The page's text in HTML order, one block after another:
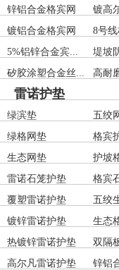
锌铝合金格宾网
镀高
镀铝合金格宾网
8号
5%铝锌合金宾...
堤坡
矽胶涂塑合金丝...
高耐
雷诺护垫
绿滨垫
五绞
绿格网垫
格宾
生态网垫
护坡
雷诺石笼护垫
格宾
覆塑雷诺护垫
五绞
镀锌雷诺护垫
生态
热镀锌雷诺护垫
双隔
高尔凡雷诺护垫
锌铝